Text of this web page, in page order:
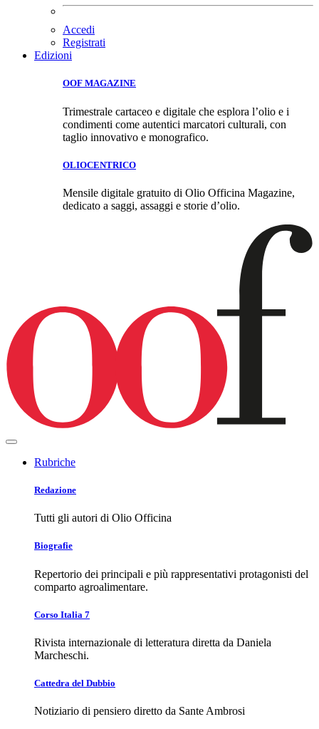
Accedi
Registrati
Edizioni
OOF MAGAZINE
Trimestrale cartaceo e digitale che esplora l’olio e i
condimenti come autentici marcatori culturali, con
taglio innovativo e monografico.
OLIOCENTRICO
Mensile digitale gratuito di Olio Officina Magazine,
dedicato a saggi, assaggi e storie d’olio.
Rubriche
Redazione
Tutti gli autori di Olio Officina
Biografie
Repertorio dei principali e più rappresentativi protagonisti del
comparto agroalimentare.
Corso Italia 7
Rivista internazionale di letteratura diretta da Daniela
Marcheschi.
Cattedra del Dubbio
Notiziario di pensiero diretto da Sante Ambrosi